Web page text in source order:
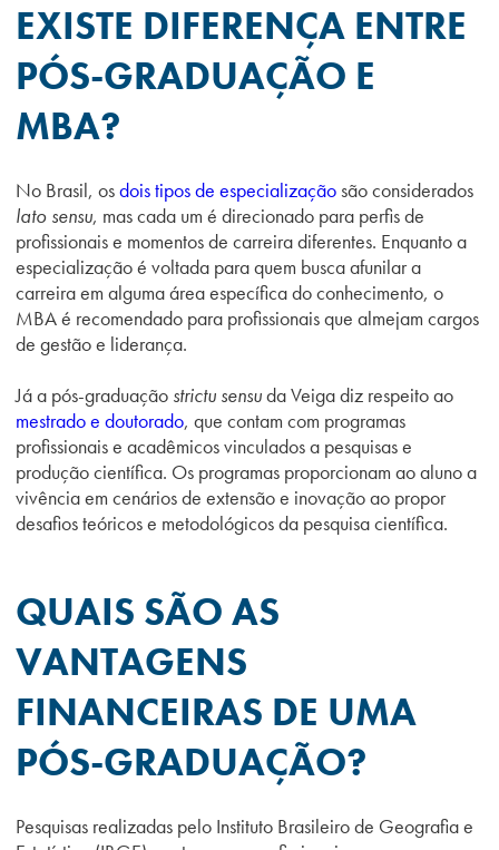
EXISTE DIFERENÇA ENTRE
PÓS-GRADUAÇÃO E
MBA?
No Brasil, osdois tipos de especializaçãosão considerados
lato sensu, mas cada um é direcionado para perfis de
profissionais e momentos de carreira diferentes. Enquanto a
especialização é voltada para quem busca afunilar a
carreira em alguma área específica do conhecimento, o
MBA é recomendado para profissionais que almejam cargos
de gestão e liderança.
Já a pós-graduação strictu sensuda Veiga diz respeito ao
mestrado e doutorado, que contam com programas
profissionais e acadêmicos vinculados a pesquisas e
produção científica. Os programas proporcionam ao aluno a
vivência em cenários de extensão e inovação ao propor
desafios teóricos e metodológicos da pesquisa científica.
QUAIS SÃO AS
VANTAGENS
FINANCEIRAS DE UMA
PÓS-GRADUAÇÃO?
Pesquisas realizadas pelo Instituto Brasileiro de Geografia e